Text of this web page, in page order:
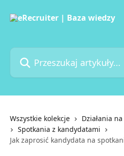
Przeszukaj artykuły...
Wszystkie kolekcje
Działania
Spotkania z kandydatami
Jak zaprosić kandydata na